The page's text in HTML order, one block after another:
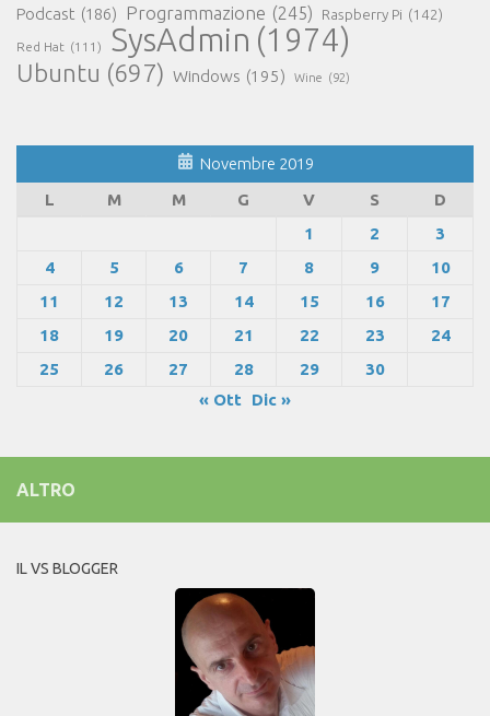
Podcast (186) Programmazione (245) Raspberry Pi (142)
Red Hat (111) SysAdmin (1974)
Ubuntu (697) Windows (195) Wine (92)
Novembre 2019
L
M M G V S
D
1
2
3
4
5 6 7 8 9
10
11
12 13 14 15 16
17
18
19 20 21 22 23
24
25
26 27 28 29
30
« Ott
Dic »
ALTRO
IL VS BLOGGER